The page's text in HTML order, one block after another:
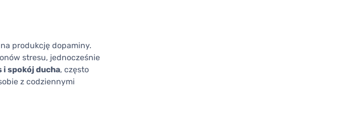
produkcję dopaminy.
stresu, jednocześnie
i spokój ducha, często
z codziennymi